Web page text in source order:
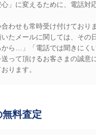
心」に変えるために、電話
わせも常時受け付けておりま
たメールに関しては、その
ら…」「電話では聞きにく
って頂けるお客さまの誠意
ります。
料査定